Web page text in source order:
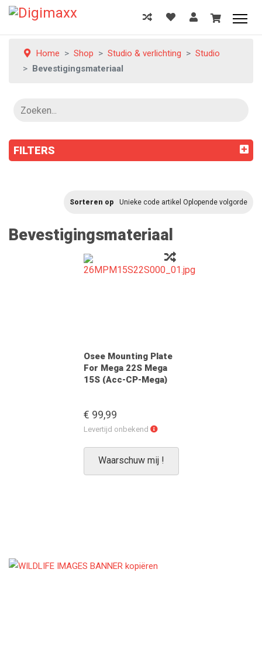
Home Shop Studio & verlichting
Studio
Bevestigingsmateriaal
FILTERS
Sorteren op Unieke code artikel Oplopende volgorde
Bevestigingsmateriaal
Osee Mounting Plate
For Mega 22S Mega
15S (Acc-CP-Mega)
€ 99,99
Levertijd onbekend
Levertijd
Waarschuw mij !